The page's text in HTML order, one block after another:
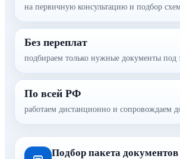
на первичную консультацию и подбор
Без переплат
подбираем только нужные документы под
По всей РФ
работаем дистанционно и сопровождаем до
Подбор пакета документов